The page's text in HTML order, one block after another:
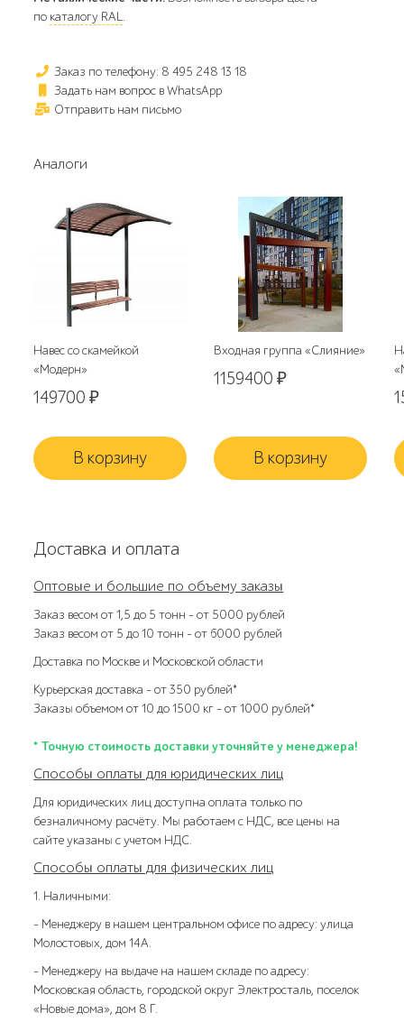
по каталогу RAL.
Заказ по телефону: 8 495 248 13 18
Задать нам вопрос в WhatsApp
Отправить нам письмо
Аналоги
Навес со скамейкой
«Модерн»
149700₽
В корзину
Входная группа «Слияние»
1159400₽
В корзину
Доставка и оплата
Оптовые и большие по объему заказы
Заказ весом от 1,5 до 5 тонн – от 5000 рублей
Заказ весом от 5 до 10 тонн – от 6000 рублей
Доставка по Москве и Московской области
Курьерская доставка – от 350 рублей*
Заказы объемом от 10 до 1500 кг – от 1000 рублей*
* Точную стоимость доставки уточняйте у менеджера!
Способы оплаты для юридических лиц
Для юридических лиц доступна оплата только по
безналичному расчёту. Мы работаем с НДС, все цены на
сайте указаны с учетом НДС.
Способы оплаты для физических лиц
1. Наличными:
- Менеджеру в нашем центральном офисе по адресу: улица
Молостовых, дом 14А.
- Менеджеру на выдаче на нашем складе по адресу:
Московская область, городской округ Электросталь, поселок
«Новые дома», дом 8 Г.